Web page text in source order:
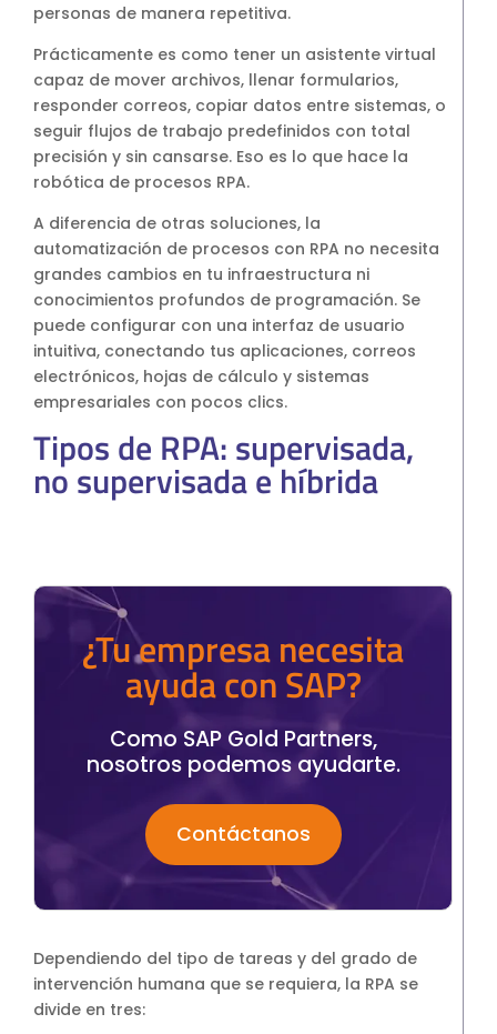
ÚNETE
¡Más de 400 clientes!
Únete a ellos
personas de manera repetitiva.
Prácticamente es como tener un asistente virtual
capaz de mover archivos, llenar formularios,
responder correos, copiar datos entre sistemas, o
seguir flujos de trabajo predefinidos con total
precisión y sin cansarse. Eso es lo que hace la
robótica de procesos RPA.
A diferencia de otras soluciones, la
automatización de procesos con RPA no necesita
grandes cambios en tu infraestructura ni
conocimientos profundos de programación. Se
puede configurar con una interfaz de usuario
intuitiva, conectando tus aplicaciones, correos
electrónicos, hojas de cálculo y sistemas
empresariales con pocos clics.
Tipos de RPA: supervisada,
no supervisada e híbrida
¿Tu empresa necesita
ayuda con SAP?
Como SAP Gold Partners,
nosotros podemos ayudarte.
Contáctanos
Dependiendo del tipo de tareas y del grado de
intervención humana que se requiera, la RPA se
divide en tres: